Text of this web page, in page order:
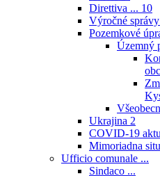
Direttiva ... 10
Výročné správy
Pozemkové
Územný
Ukrajina 2
COVID-19
Mimoriadna
Ufficio comunale ...
Sindaco ...